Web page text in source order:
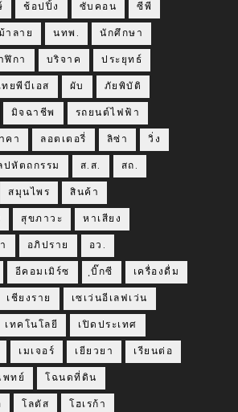
ช้อปปิ้ง ซับคอน ซีพี
าลาย นทพ. นักศึกษา
ฬิกา บริจาค ประยุทธ์
ยพีบีเอส ผับ ภัยพิบัติ
มิจฉาชีพ รถยนต์ไฟฟ้า
คา ลอตเตอรี่ ลิซ่า วิ่ง
ปหัตถกรรม ส.ส. สถ.
สมุนไพร สินค้า
สุขภาวะ หาเสียง
อภิปราย อว.
อีคอมเมิร์ซ ฺบิ๊กซี เครื่องดื่ม
เชียงราย เซเว่นอีเลฟเว่น
เทคโนโลยี เปิดประเทศ
เมเจอร์ เยียวยา เรียนต่อ
พทย์ โฉนดที่ดิน
โลตัส โฮเรก้า